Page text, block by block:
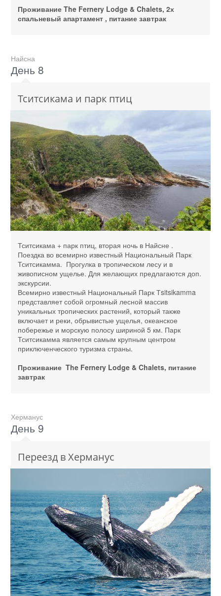
Проживание The Fernery Lodge & Chalets, 2х
спальневый апартамент , питание завтрак
Найсна
День 8
Тситсикама и парк птиц
Тситсикама + парк птиц, вторая ночь в Найсне .
Поездка во всемирно известный Национальный Парк
Тситсикамма. Прогулка в тропическом лесу и в
живописном ущелье. Для желающих предлагаются доп.
экскурсии.
Всемирно известный Национальный Парк Тsitsikamma
представляет собой огромный лесной массив
уникальных тропических растений, который также
включает и реки, обрывистые ущелья, океанское
побережье и морскую полосу шириной 5 км. Парк
Тситсикамма является самым крупным центром
приключенческого туризма страны.
Проживание The Fernery Lodge & Chalets, питание
завтрак
Херманус
День 9
Переезд в Херманус